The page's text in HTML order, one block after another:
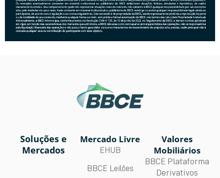
Soluções e
Mercados
Mercado Livre
EHUB
BBCE Leilões
Valores
Mobiliários
BBCE Plataforma
Derivativos